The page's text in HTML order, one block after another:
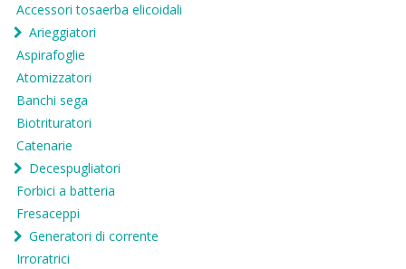
Accessori tosaerba elicoidali
Arieggiatori
Aspirafoglie
Atomizzatori
Banchi sega
Biotrituratori
Catenarie
Decespugliatori
Forbici a batteria
Fresaceppi
Generatori di corrente
Irroratrici